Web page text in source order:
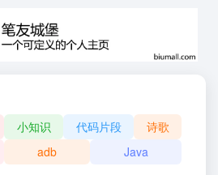
小知识 代码片段
诗歌
adb Java